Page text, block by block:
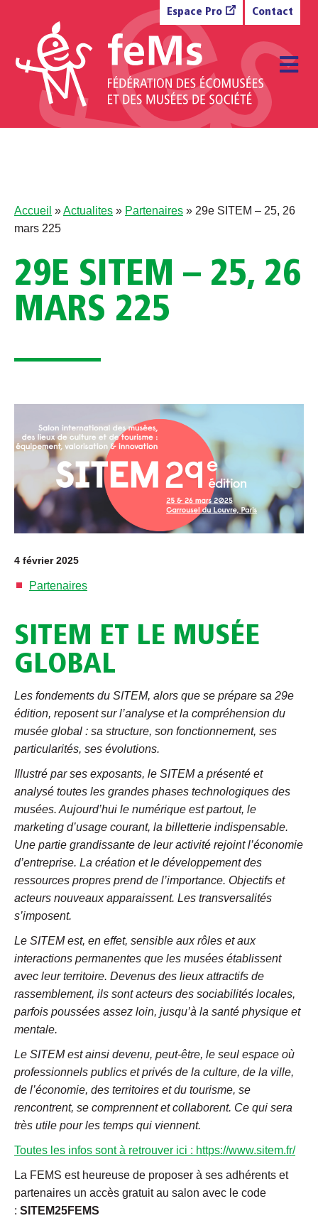
Espace Pro Contact
Accueil »Actualites » Partenaires » 29e SITEM – 25, 26
mars 225
29E SITEM – 25, 26
MARS 225
4 février 2025
Partenaires
SITEM ET LE MUSÉE
GLOBAL
Les fondements du SITEM, alors que se prépare sa 29e
édition, reposent sur l’analyse et la compréhension du
musée global : sa structure, son fonctionnement, ses
particularités, ses évolutions.
Illustré par ses exposants, le SITEM a présenté et
analysé toutes les grandes phases technologiques des
musées. Aujourd’hui le numérique est partout, le
marketing d’usage courant, la billetterie indispensable.
Une partie grandissante de leur activité rejoint l’économie
d’entreprise. La création et le développement des
ressources propres prend de l’importance. Objectifs et
acteurs nouveaux apparaissent. Les transversalités
s’imposent.
Le SITEM est, en effet, sensible aux rôles et aux
interactions permanentes que les musées établissent
avec leur territoire. Devenus des lieux attractifs de
rassemblement, ils sont acteurs des sociabilités locales,
parfois poussées assez loin, jusqu’à la santé physique et
mentale.
Le SITEM est ainsi devenu, peut-être, le seul espace où
professionnels publics et privés de la culture, de la ville,
de l’économie, des territoires et du tourisme, se
rencontrent, se comprennent et collaborent. Ce qui sera
très utile pour les temps qui viennent.
Toutes les infos sont à retrouver ici : https://www.sitem.fr/
La FEMS est heureuse de proposer à ses adhérents et
partenaires un accès gratuit au salon avec le code
: SITEM25FEMS